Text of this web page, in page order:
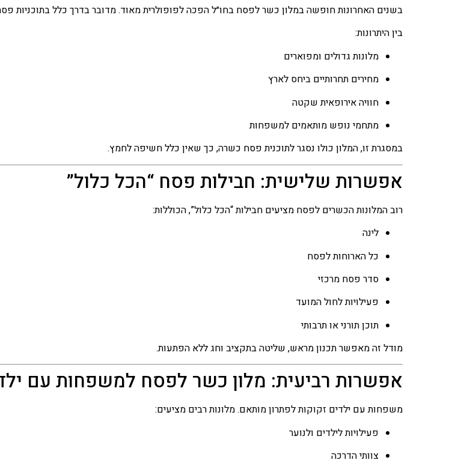
בשנים האחרונות חופשה במלון כשר לפסח בחו״ל הפכה לפופולרית מאוד. מדובר בדרך כלל בתוכניות פסח
בין היתרונות:
מלונות גדולים ומפוארים
מחירים תחרותיים ביחס לארץ
חוויה אירופאית שקטה
מתחמי נופש מותאמים למשפחות
במסגרת זו, המלון כולו נסגר לתוכנית פסח כשרה, כך שאין כלל חשיפה לחמץ.
אפשרות שלישית: חבילות פסח “הכל כלול”
רוב המלונות הכשרים לפסח מציעים חבילות “הכל כלול”, הכוללות:
לינה
כל הארוחות לפסח
סדר פסח מרכזי
פעילויות לחול המועד
תוכן תורני או תרבותי
מודל זה מאפשר תכנון מראש, שליטה בתקציב וחג ללא הפתעות.
אפשרות רביעית: מלון כשר לפסח למשפחות עם
משפחות עם ילדים זקוקות לפתרון מותאם. מלונות רבים מציעים:
פעילויות לילדים ולנוער
צוותי הדרכה